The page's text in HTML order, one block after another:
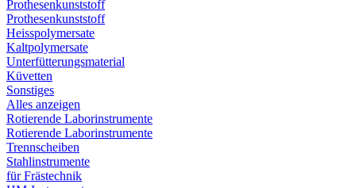
Prothesenkunststoff
Prothesenkunststoff
Heisspolymersate
Kaltpolymersate
Unterfütterungsmaterial
Küvetten
Sonstiges
Alles anzeigen
Rotierende Laborinstrumente
Rotierende Laborinstrumente
Trennscheiben
Stahlinstrumente
für Frästechnik